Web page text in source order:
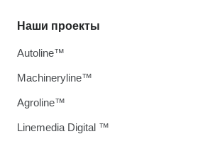
Наши проекты
Autoline™
Machineryline™
Agroline™
Linemedia Digital ™